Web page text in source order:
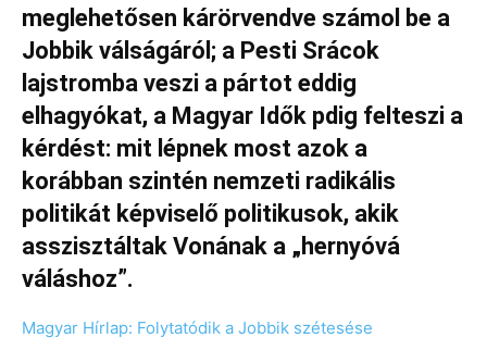
meglehetősen kárörvendve számol be a
Jobbik válságáról; a Pesti Srácok
lajstromba veszi a pártot eddig
elhagyókat, a Magyar Idők pdig felteszi a
kérdést: mit lépnek most azok a
korábban szintén nemzeti radikális
politikát képviselő politikusok, akik
asszisztáltak Vonának a „hernyóvá
váláshoz”.
Magyar Hírlap: Folytatódik a Jobbik szétesése